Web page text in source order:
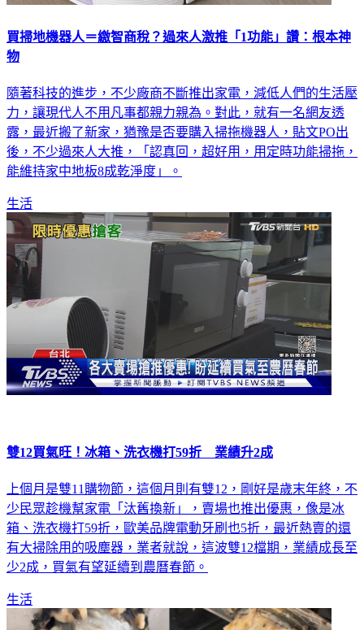
買掃地機器人＝繳智商稅？過來人激推「1功能」讚：根本神
物
隨著科技的進步，不少廠商不斷推出家電，減低人們的生活壓
力，讓現代人不用凡事都親力親為。對此，就有一名網友透
露，最近搬了新家，猶豫是否要購入掃拖機器人，貼文PO出
後，不少過來人大推，「認真回，超好用，用定時功能掃拖，
能維持家中地板8成乾淨度」。
生活
雙12買氣旺！冰箱、洗衣機打59折 業績升2成
上個月是雙11購物節，這個月則有雙12，剛好是歲末年終，不
少民眾趁機幫家電「汰舊換新」，賣場也推出優惠，像是冰
箱、洗衣機打59折，歐美品牌電動牙刷也5折，最近熱賣的還
有大掃除用的吸塵器，業者就說，這波雙12檔期，業績成長至
少2成，買氣有望延續到農曆春節。
生活